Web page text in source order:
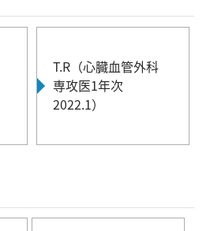
T.R（心臓血管外科
専攻医1年次
2022.1）